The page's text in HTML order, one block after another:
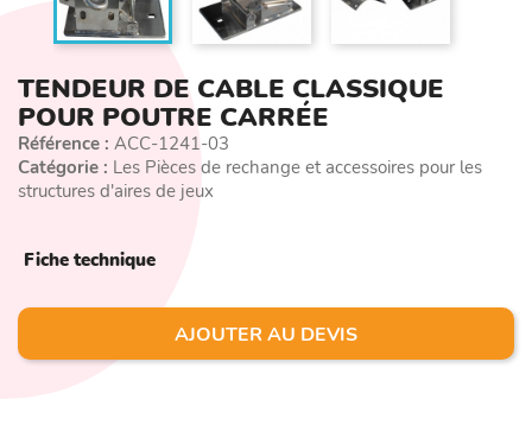
TENDEUR DE CABLE CLASSIQUE
POUR POUTRE CARRÉE
Référence : ACC-1241-03
Catégorie : Les Pièces de rechange et accessoires pour les
structures d'aires de jeux
Fiche technique
AJOUTER AU DEVIS